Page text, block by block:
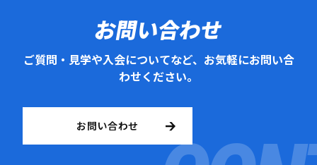
お問い合わせ
ご質問・見学や入会についてなど、お気軽にお問い合
わせください。
お問い合わせ